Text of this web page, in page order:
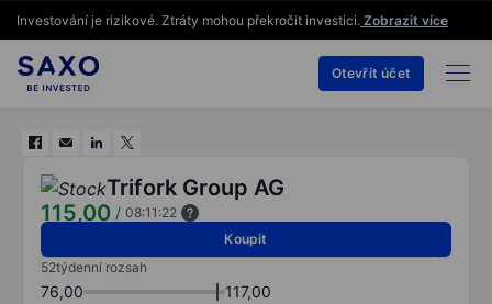
Investování je rizikové. Ztráty mohou překročit investici. Zobrazit více
Otevřít účet
Trifork Group AG
115,00 / 08:11:22
Koupit
52týdenní rozsah
76,00 117,00